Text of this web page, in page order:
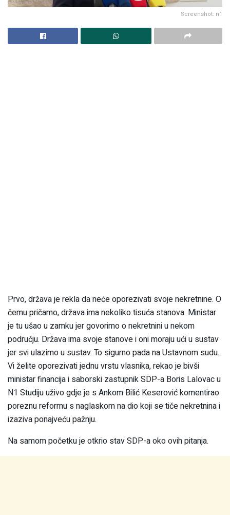
Screenshot: n1
Prvo, država je rekla da neće oporezivati svoje nekretnine. O
čemu pričamo, država ima nekoliko tisuća stanova. Ministar
je tu ušao u zamku jer govorimo o nekretnini u nekom
području. Država ima svoje stanove i oni moraju ući u sustav
jer svi ulazimo u sustav. To sigurno pada na Ustavnom sudu.
Vi želite oporezivati jednu vrstu vlasnika, rekao je bivši
ministar financija i saborski zastupnik SDP-a Boris Lalovac u
N1 Studiju uživo gdje je s Ankom Bilić Keserović komentirao
poreznu reformu s naglaskom na dio koji se tiče nekretnina i
izaziva ponajveću pažnju.
Na samom početku je otkrio stav SDP-a oko ovih pitanja.